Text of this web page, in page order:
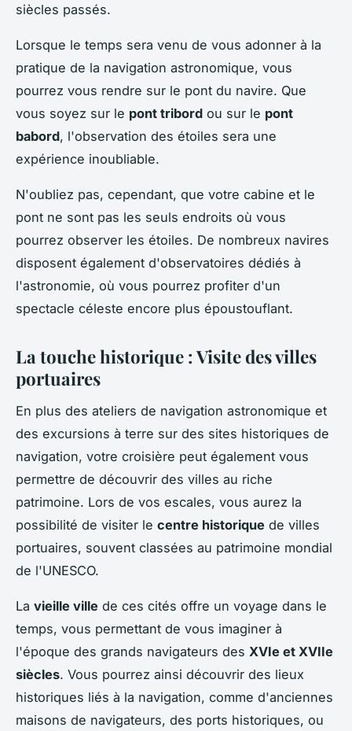
siècles passés.
Lorsque le temps sera venu de vous adonner à la
pratique de la navigation astronomique, vous
pourrez vous rendre sur le pont du navire. Que
vous soyez sur le pont tribord ou sur le pont
babord, l'observation des étoiles sera une
expérience inoubliable.
N'oubliez pas, cependant, que votre cabine et le
pont ne sont pas les seuls endroits où vous
pourrez observer les étoiles. De nombreux navires
disposent également d'observatoires dédiés à
l'astronomie, où vous pourrez profiter d'un
spectacle céleste encore plus époustouflant.
La touche historique : Visite des villes
portuaires
En plus des ateliers de navigation astronomique et
des excursions à terre sur des sites historiques de
navigation, votre croisière peut également vous
permettre de découvrir des villes au riche
patrimoine. Lors de vos escales, vous aurez la
possibilité de visiter le centre historique de villes
portuaires, souvent classées au patrimoine mondial
de l'UNESCO.
La vieille ville de ces cités offre un voyage dans le
temps, vous permettant de vous imaginer à
l'époque des grands navigateurs des XVIe et XVIIe
siècles. Vous pourrez ainsi découvrir des lieux
historiques liés à la navigation, comme d'anciennes
maisons de navigateurs, des ports historiques, ou